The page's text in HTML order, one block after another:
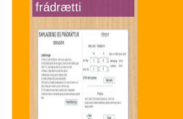
frádrætti